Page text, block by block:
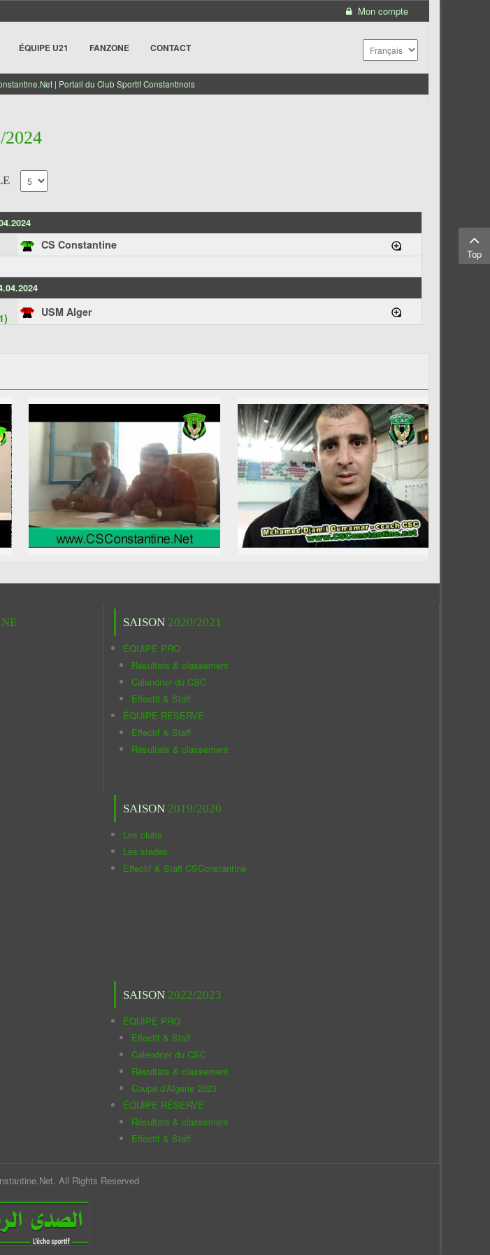
Mon compte
ÉQUIPE U21 FANZONE CONTACT
| Portail du Club Sportif Constantinois
2024
CS Constantine
USM Alger
SAISON 2020/2021
ÉQUIPE PRO
Résultats & classement
Calendrier du CSC
Effectif & Staff
ÉQUIPE RÉSERVE
Effectif & Staff
Résultats & classement
SAISON 2019/2020
Les clubs
Les stades
Effectif & Staff CSConstantine
SAISON 2022/2023
ÉQUIPE PRO
Effectif & Staff
Calendrier du CSC
Résultats & classement
Coupe d'Algérie 2023
ÉQUIPE RÉSERVE
Résultats & classement
Effectif & Staff
All Rights Reserved
Top